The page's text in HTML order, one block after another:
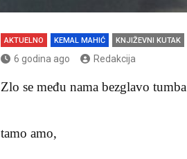
AKTUELNO KEMAL MAHIĆ KNJIŽEVNI KUTAK
6 godina ago Redakcija
Zlo se među nama bezglavo tumba
tamo amo,